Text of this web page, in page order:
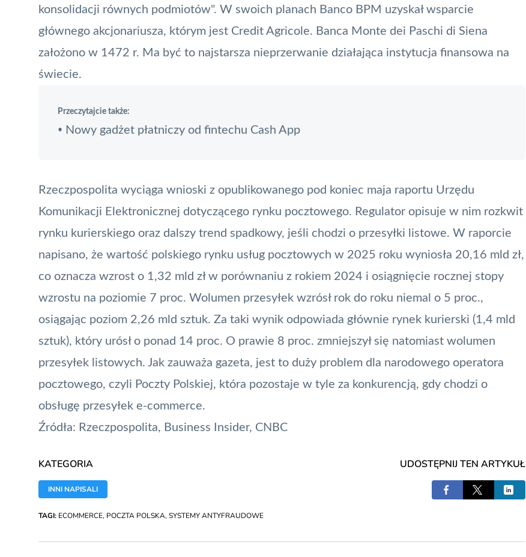
konsolidacji równych podmiotów". W swoich planach Banco BPM uzyskał wsparcie
głównego akcjonariusza, którym jest Credit Agricole. Banca Monte dei Paschi di Siena
założono w 1472 r. Ma być to najstarsza nieprzerwanie działająca instytucja finansowa na
świecie.
Przeczytajcie także:
• Nowy gadżet płatniczy od fintechu Cash App
Rzeczpospolita wyciąga wnioski z opublikowanego pod koniec maja raportu Urzędu
Komunikacji Elektronicznej dotyczącego rynku pocztowego. Regulator opisuje w nim rozkwit
rynku kurierskiego oraz dalszy trend spadkowy, jeśli chodzi o przesyłki listowe. W raporcie
napisano, że wartość polskiego rynku usług pocztowych w 2025 roku wyniosła 20,16 mld zł,
co oznacza wzrost o 1,32 mld zł w porównaniu z rokiem 2024 i osiągnięcie rocznej stopy
wzrostu na poziomie 7 proc. Wolumen przesyłek wzrósł rok do roku niemal o 5 proc.,
osiągając poziom 2,26 mld sztuk. Za taki wynik odpowiada głównie rynek kurierski (1,4 mld
sztuk), który urósł o ponad 14 proc. O prawie 8 proc. zmniejszył się natomiast wolumen
przesyłek listowych. Jak zauważa gazeta, jest to duży problem dla narodowego operatora
pocztowego, czyli Poczty Polskiej, która pozostaje w tyle za konkurencją, gdy chodzi o
obsługę przesyłek e-commerce.
Źródła: Rzeczpospolita, Business Insider, CNBC
KATEGORIA
INNI NAPISALI
UDOSTĘPNIJ TEN ARTYKUŁ
TAGI: ECOMMERCE, POCZTA POLSKA, SYSTEMY ANTYFRAUDOWE